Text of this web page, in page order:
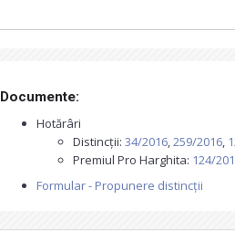
Documente:
Hotărâri
Distincții: 34/2016,259/2016,
Premiul Pro Harghita: 124/
Formular - Propunere distincții